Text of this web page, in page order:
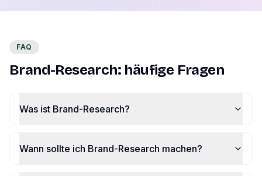
FAQ
Brand-Research: häufige Fragen
Was ist Brand-Research?
Wann sollte ich Brand-Research machen?